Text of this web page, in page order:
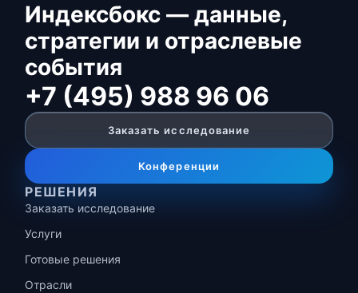
Индексбокс — данные,
стратегии и отраслевые
события
+7 (495) 988 96 06
Заказать исследование
Конференции
РЕШЕНИЯ
Заказать исследование
Услуги
Готовые решения
Отрасли